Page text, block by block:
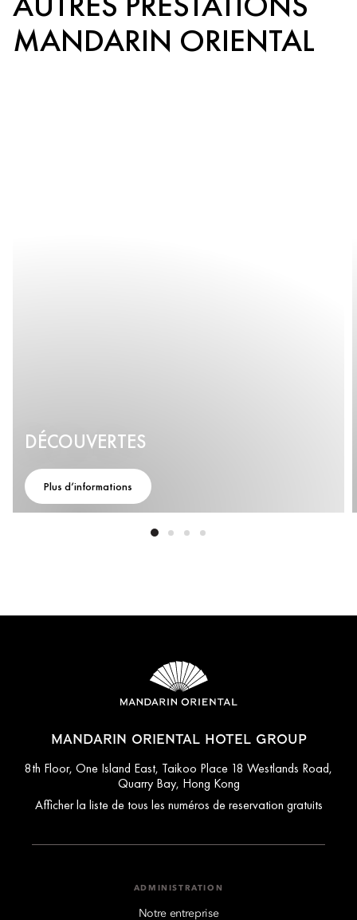
MANDARIN ORIENTAL
DÉCOUVERTES
Plus d’informations
MANDARIN ORIENTAL HOTEL GROUP
8th Floor, One Island East, Taikoo Place 18 Westlands Road,
Quarry Bay, Hong Kong
Afficher la liste de tous les numéros de reservation gratuits
ADMINISTRATION
Notre entreprise